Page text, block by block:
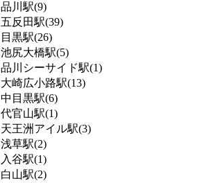
品川駅(9)
五反田駅(39)
目黒駅(26)
池尻大橋駅(5)
品川シーサイド駅(1)
大崎広小路駅(13)
中目黒駅(6)
代官山駅(1)
天王洲アイル駅(3)
浅草駅(2)
入谷駅(1)
白山駅(2)